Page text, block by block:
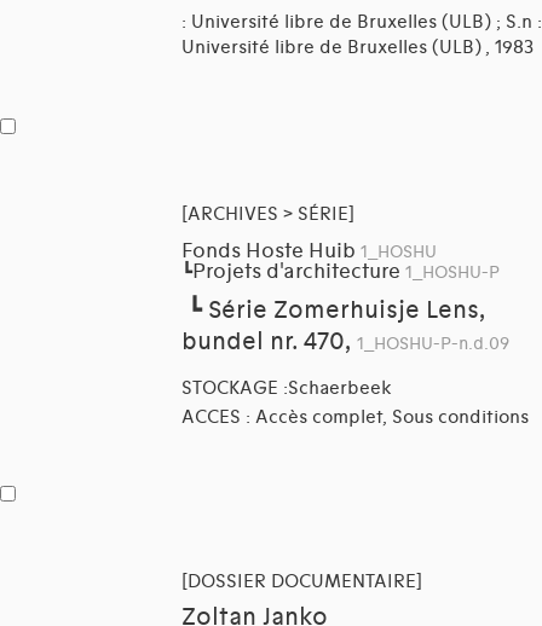
: Université libre de Bruxelles (ULB) ; S.n :
Université libre de Bruxelles (ULB) , 1983
[ARCHIVES > SÉRIE]
Fonds Hoste Huib 1_HOSHU
┗Projets d'architecture 1_HOSHU-P
┗ Série Zomerhuisje Lens,
bundel nr. 470, 1_HOSHU-P-n.d.09
STOCKAGE :Schaerbeek
ACCES : Accès complet, Sous conditions
[DOSSIER DOCUMENTAIRE]
Zoltan Janko